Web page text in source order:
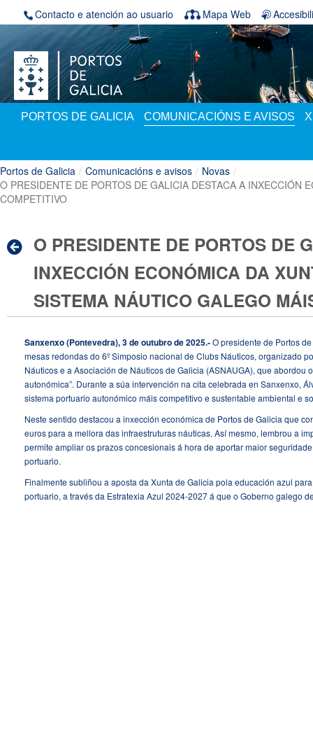
Volver ao contido
Contacto e atención ao usuario Mapa Web
PORTOS DE GALICIA COMUNICACIÓNS E AVISOS
Portos de Galicia / Comunicacións e avisos / Novas /
O PRESIDENTE DE PORTOS DE GALICIA DESTACA A INXECCIÓN
COMPETITIVO
O PRESIDENTE DE PORTOS DE
INXECCIÓN ECONÓMICA DA
SISTEMA NÁUTICO GALEGO
Sanxenxo (Pontevedra), 3 de outubrode 2025.-O presidente de Portos
mesas redondas do 6º Simposio nacional de Clubs Náuticos, organizado
Náuticos e a Asociación de Náuticos de Galicia (ASNAUGA), que abordou
autonómica”. Durante a súa intervención na cita celebrada en Sanxenxo,
sistema portuario autonómico máis competitivo e sustentable ambiental e
Neste sentido destacou a inxección económica de Portos de Galicia que
euros para a mellora das infraestruturas náuticas. Así mesmo, lembrou a
permite ampliar os prazos concesionais á hora de aportar maior
portuario.
Finalmente subliñou a aposta da Xunta de Galicia pola educación azul
portuario, a través da Estratexia Azul 2024-2027 á que o Goberno galego